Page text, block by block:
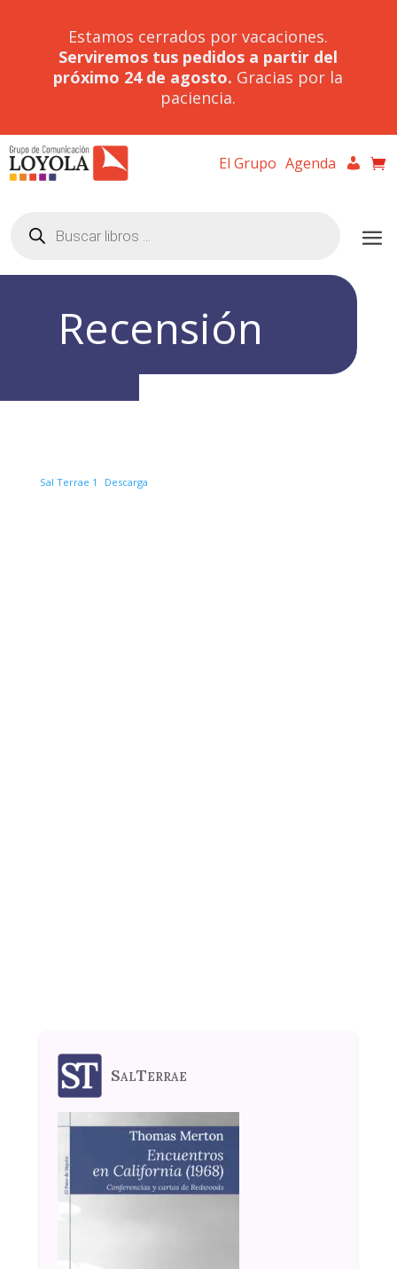
Estamos cerrados por vacaciones.
Serviremos tus pedidos a partir del
próximo 24 de agosto. Gracias por la
paciencia.
El Grupo Agenda
productos
Recensión
Sal Terrae 1 Descarga
SalTerrae